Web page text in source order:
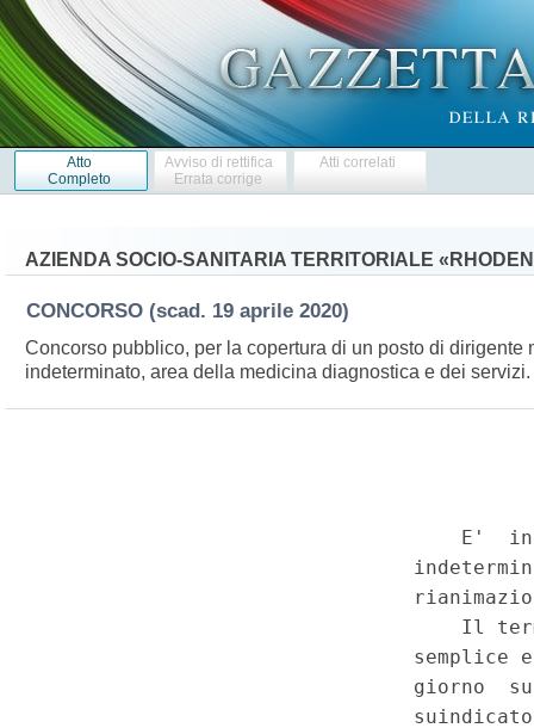
Atto
Completo
Avviso di rettifica
Errata corrige
Atti correlati
AZIENDA SOCIO-SANITARIA TERRITORIALE
CONCORSO (scad. 19 aprile 2020)
Concorso pubblico, per la copertura di un posto di
indeterminato, area della medicina diagnostica e dei servizi.